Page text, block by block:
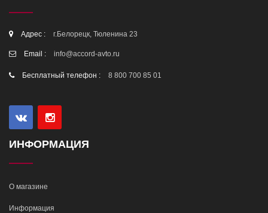
Адрес : г.Белорецк, Тюленина 23
Email : info@accord-avto.ru
Бесплатный телефон : 8 800 700 85 01
ИНФОРМАЦИЯ
О магазине
Информация